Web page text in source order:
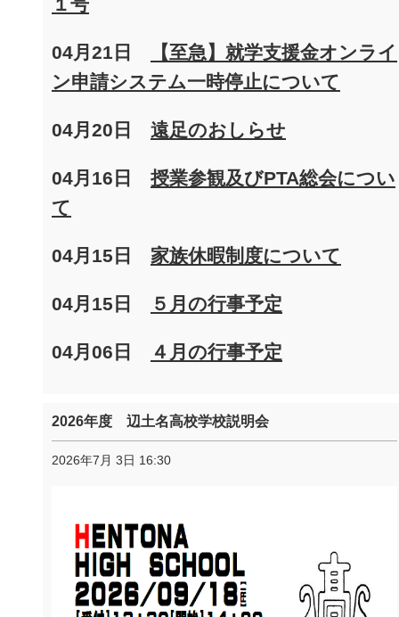
04月21日
【至急】就学支援金オンライ
ン申請システム一時停止について
04月20日 遠足のおしらせ
04月16日 授業参観及びPTA総会につい
て
04月15日 家族休暇制度について
04月15日 ５月の行事予定
04月06日 ４月の行事予定
2026年度 辺土名高校学校説明会
2026年7月 3日 16:30